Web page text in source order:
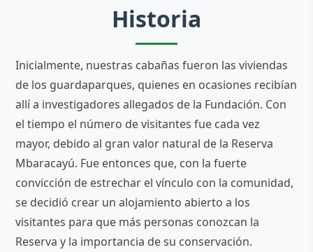
Historia
Inicialmente, nuestras cabañas fueron las viviendas
de los guardaparques, quienes en ocasiones recibían
allí a investigadores allegados de la Fundación. Con
el tiempo el número de visitantes fue cada vez
mayor, debido al gran valor natural de la Reserva
Mbaracayú. Fue entonces que, con la fuerte
convicción de estrechar el vínculo con la comunidad,
se decidió crear un alojamiento abierto a los
visitantes para que más personas conozcan la
Reserva y la importancia de su conservación.